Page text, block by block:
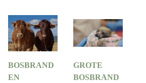
BOSBRAND
EN
GROTE
BOSBRAND